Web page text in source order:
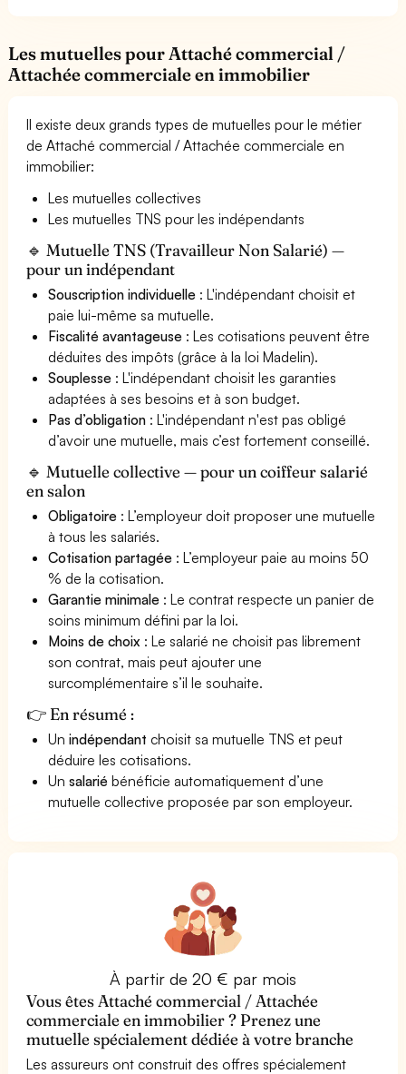
Les mutuelles pour Attaché commercial /
Attachée commerciale en immobilier
Il existe deux grands types de mutuelles pour le métier
de Attaché commercial / Attachée commerciale en
immobilier:
Les mutuelles collectives
Les mutuelles TNS pour les indépendants
🔹 Mutuelle TNS (Travailleur Non Salarié) —
pour un indépendant
Souscription individuelle : L'indépendant choisit et
paie lui-même sa mutuelle.
Fiscalité avantageuse : Les cotisations peuvent être
déduites des impôts (grâce à la loi Madelin).
Souplesse : L'indépendant choisit les garanties
adaptées à ses besoins et à son budget.
Pas d’obligation : L'indépendant n'est pas obligé
d’avoir une mutuelle, mais c’est fortement conseillé.
🔹 Mutuelle collective — pour un coiffeur salarié
en salon
Obligatoire : L’employeur doit proposer une mutuelle
à tous les salariés.
Cotisation partagée : L’employeur paie au moins 50
% de la cotisation.
Garantie minimale : Le contrat respecte un panier de
soins minimum défini par la loi.
Moins de choix : Le salarié ne choisit pas librement
son contrat, mais peut ajouter une
surcomplémentaire s’il le souhaite.
👉 En résumé :
Unindépendant choisit sa mutuelle TNS et peut
déduire les cotisations.
Unsalarié bénéficie automatiquement d’une
mutuelle collective proposée par son employeur.
À partir de 20 € par mois
Vous êtes Attaché commercial / Attachée
commerciale en immobilier ? Prenez une
mutuelle spécialement dédiée à votre branche
Les assureurs ont construit des offres spécialement